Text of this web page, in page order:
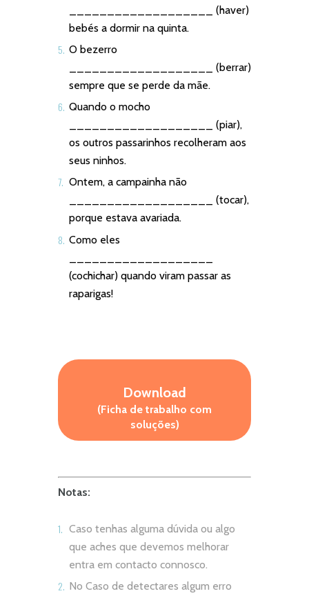
___________________ (haver)
bebés a dormir na quinta.
O bezerro
___________________ (berrar)
sempre que se perde da mãe.
Quando o mocho
___________________ (piar),
os outros passarinhos recolheram aos
seus ninhos.
Ontem, a campainha não
___________________ (tocar),
porque estava avariada.
Como eles
(cochichar) quando viram passar as
raparigas!
Download
(Ficha de trabalho com
soluções)
Notas:
Caso tenhas alguma dúvida ou algo
que aches que devemos melhorar
entra em contacto connosco.
No Caso de detectares algum erro